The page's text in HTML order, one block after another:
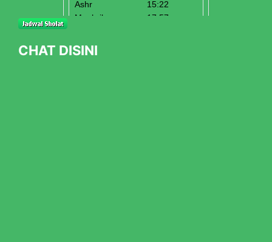
CHAT DISINI